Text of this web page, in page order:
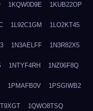
1KQW0D9E 1KUB22OP
1L92C1GM 1LO2KT45
1N3AELFF 1N3R82X5
1NTYF4RH 1NZ06F8Q
1PMAFB0V 1PSGIWB2
1QWO8TSQ